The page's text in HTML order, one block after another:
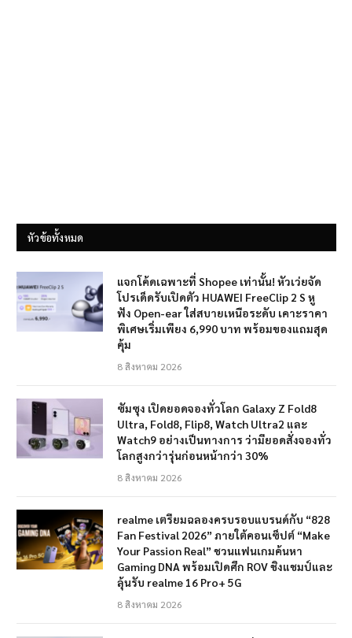
หัวข้อทั้งหมด
แจกโค้ดเฉพาะที่ Shopee เท่านั้น! หัวเว่ยจัด
โปรเด็ดรับเปิดตัว HUAWEI FreeClip 2 S หู
ฟัง Open-ear ใส่สบายเหนือระดับ เคาะราคา
พิเศษเริ่มเพียง 6,990 บาท พร้อมของแถมสุด
คุ้ม
8 สิงหาคม 2026
ซัมซุง เปิดยอดจองทั่วโลก Galaxy Z Fold8
Ultra, Fold8, Flip8, Watch Ultra2 และ
Watch9 อย่างเป็นทางการ ว่ามียอดสั่งจองทั่ว
โลกสูงกว่ารุ่นก่อนหน้ากว่า 30%
8 สิงหาคม 2026
realme เตรียมฉลองครบรอบแบรนด์กับ “828
Fan Festival 2026” ภายใต้คอนเซ็ปต์ “Make
Your Passion Real” ชวนแฟนเกมค้นหา
Gaming DNA พร้อมเปิดศึก ROV ชิงแชมป์และ
ลุ้นรับ realme 16 Pro+ 5G
8 สิงหาคม 2026